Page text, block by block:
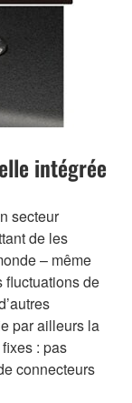
intégrée
secteur
de les
– même
fluctuations de
par ailleurs la
: pas
connecteurs